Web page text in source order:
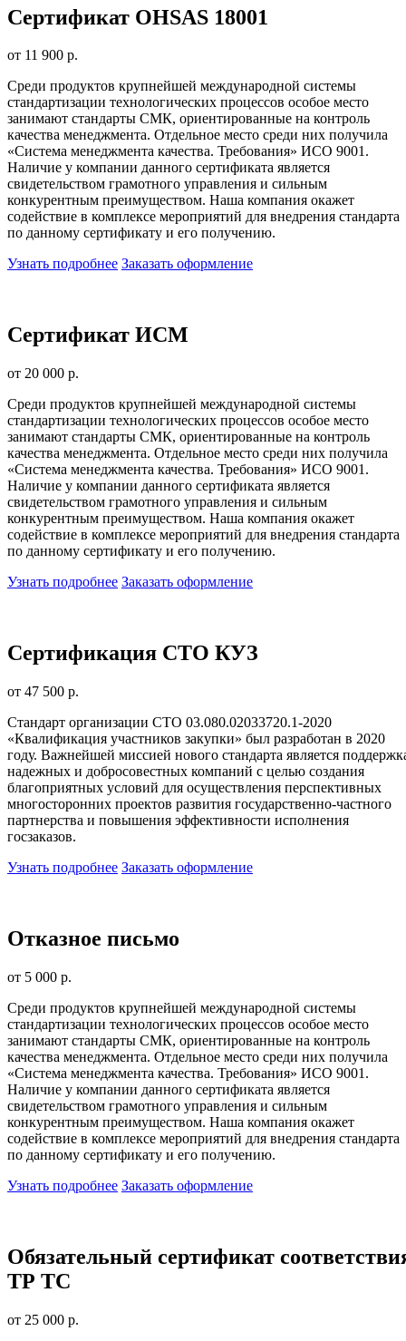
Сертификат OHSAS 18001
от 11 900 р.
Среди продуктов крупнейшей международной системы
стандартизации технологических процессов особое место
занимают стандарты СМК, ориентированные на контроль
качества менеджмента. Отдельное место среди них получила
«Система менеджмента качества. Требования» ИСО 9001.
Наличие у компании данного сертификата является
свидетельством грамотного управления и сильным
конкурентным преимуществом. Наша компания окажет
содействие в комплексе мероприятий для внедрения стандарта
по данному сертификату и его получению.
Узнать подробнее Заказать оформление
Сертификат ИСМ
от 20 000 р.
Среди продуктов крупнейшей международной системы
стандартизации технологических процессов особое место
занимают стандарты СМК, ориентированные на контроль
качества менеджмента. Отдельное место среди них получила
«Система менеджмента качества. Требования» ИСО 9001.
Наличие у компании данного сертификата является
свидетельством грамотного управления и сильным
конкурентным преимуществом. Наша компания окажет
содействие в комплексе мероприятий для внедрения стандарта
по данному сертификату и его получению.
Узнать подробнее Заказать оформление
Сертификация СТО КУЗ
от 47 500 р.
Стандарт организации СТО 03.080.02033720.1-2020
«Квалификация участников закупки» был разработан в 2020
году. Важнейшей миссией нового стандарта является
надежных и добросовестных компаний с целью создания
благоприятных условий для осуществления перспективных
многосторонних проектов развития государственно-частного
партнерства и повышения эффективности исполнения
госзаказов.
Узнать подробнее Заказать оформление
Отказное письмо
от 5 000 р.
Среди продуктов крупнейшей международной системы
стандартизации технологических процессов особое место
занимают стандарты СМК, ориентированные на контроль
качества менеджмента. Отдельное место среди них получила
«Система менеджмента качества. Требования» ИСО 9001.
Наличие у компании данного сертификата является
свидетельством грамотного управления и сильным
конкурентным преимуществом. Наша компания окажет
содействие в комплексе мероприятий для внедрения стандарта
по данному сертификату и его получению.
Узнать подробнее Заказать оформление
Обязательный сертификат
ТР ТС
от 25 000 р.